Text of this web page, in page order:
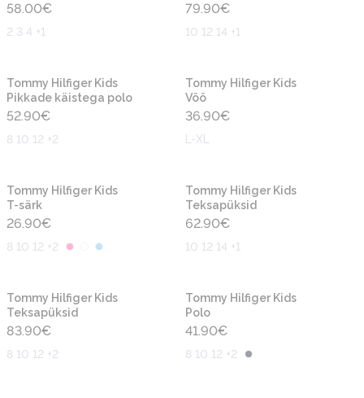
58.00€
2 3 4 +1
79.90€
10 12 14 +1
Tommy Hilfiger Kids
Pikkade käistega polo
52.90€
8 10 12 +2
Tommy Hilfiger Kids
Vöö
36.90€
L-XL
Tommy Hilfiger Kids
T-särk
26.90€
8 10 12 +2
Tommy Hilfiger Kids
Teksapüksid
62.90€
10 12 14 +1
Tommy Hilfiger Kids
Teksapüksid
83.90€
8 10 12 +2
Tommy Hilfiger Kids
Polo
41.90€
8 10 12 +2